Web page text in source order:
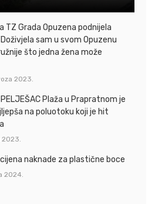
TZ Grada Opuzena podnijela
sam u svom Opuzenu
što jedna žena može
2023.
PELJEŠAC Plaža u Prapratnom je
na poluotoku koji je hit
2023.
cijena naknade za plastične boce
2024.